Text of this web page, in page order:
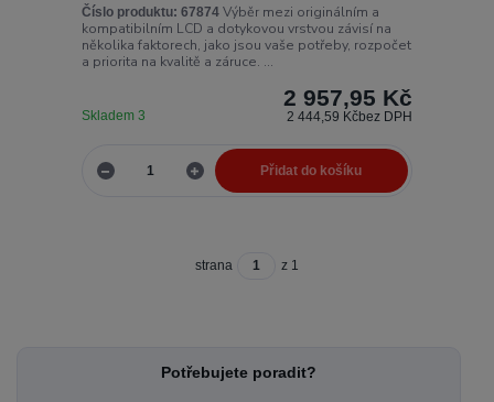
Číslo produktu: 67874Výběr mezi originálním a
kompatibilním LCD a dotykovou vrstvou závisí na
několika faktorech, jako jsou vaše potřeby, rozpočet
a priorita na kvalitě a záruce. ...
2 957,95 Kč
2 444,59 Kčbez DPH
Skladem 3
Přidat do košíku
strana z 1
Potřebujete poradit?